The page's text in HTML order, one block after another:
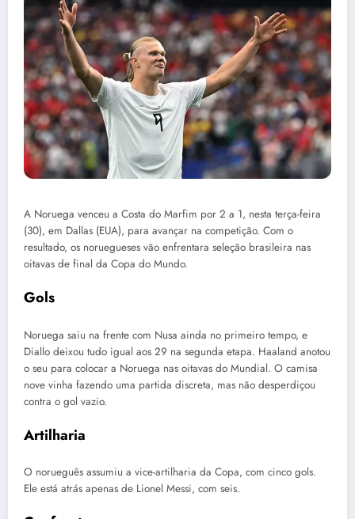
A Noruega venceu a Costa do Marfim por 2 a 1, nesta terça-feira
(30), em Dallas (EUA), para avançar na competição. Com o
resultado, os noruegueses vão enfrentara seleção brasileira nas
oitavas de final da Copa do Mundo.
Gols
Noruega saiu na frente com Nusa ainda no primeiro tempo, e
Diallo deixou tudo igual aos 29 na segunda etapa. Haaland anotou
o seu para colocar a Noruega nas oitavas do Mundial. O camisa
nove vinha fazendo uma partida discreta, mas não desperdiçou
contra o gol vazio.
Artilharia
O norueguês assumiu a vice-artilharia da Copa, com cinco gols.
Ele está atrás apenas de Lionel Messi, com seis.